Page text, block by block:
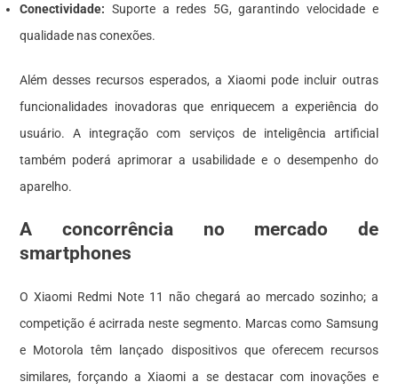
Conectividade: Suporte a redes 5G, garantindo velocidade e
qualidade nas conexões.
Além desses recursos esperados, a Xiaomi pode incluir outras
funcionalidades inovadoras que enriquecem a experiência do
usuário. A integração com serviços de inteligência artificial
também poderá aprimorar a usabilidade e o desempenho do
aparelho.
A concorrência no mercado de
smartphones
O Xiaomi Redmi Note 11 não chegará ao mercado sozinho; a
competição é acirrada neste segmento. Marcas como Samsung
e Motorola têm lançado dispositivos que oferecem recursos
similares, forçando a Xiaomi a se destacar com inovações e